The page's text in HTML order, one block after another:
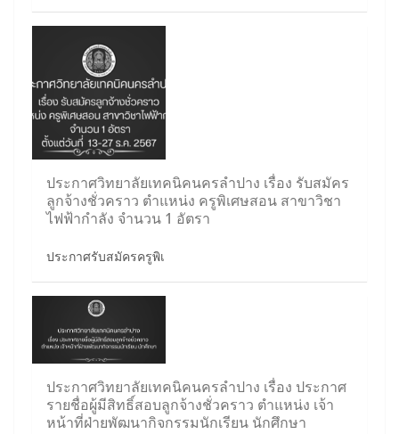
ประกาศวิทยาลัยเทคนิคนครลำปาง เรื่อง รับสมัคร
ลูกจ้างชั่วคราว ตำแหน่ง ครูพิเศษสอน สาขาวิชา
ไฟฟ้ากำลัง จำนวน 1 อัตรา
ประกาศรับสมัครครูพิเ
ประกาศวิทยาลัยเทคนิคนครลำปาง เรื่อง ประกาศ
รายชื่อผู้มีสิทธิ์สอบลูกจ้างชั่วคราว ตำแหน่ง เจ้า
หน้าที่ฝ่ายพัฒนากิจกรรมนักเรียน นักศึกษา